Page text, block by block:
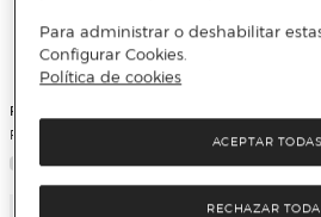
Playmobil
Figura Hulk Hogan WWE Playmobil
Figura
Para administrar o deshabilitar
Configurar Cookies.
Política de cookies
RECHAZAR
ACEPTAR TODAS